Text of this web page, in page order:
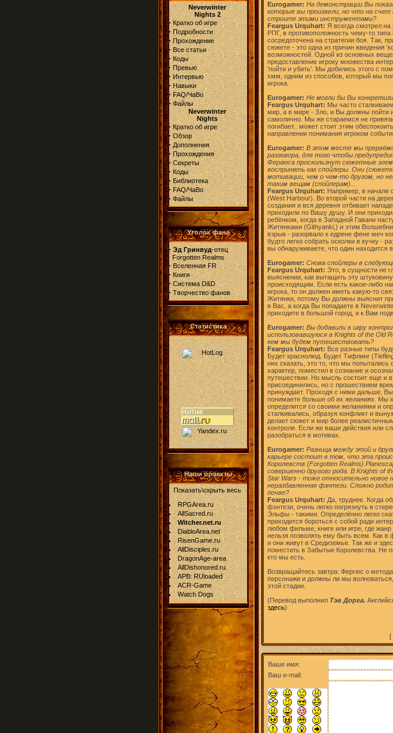
Neverwinter
Nights 2
· Кратко об игре
· Подробности
· Прохождение
· Все статьи
· Коды
· Превью
· Интервью
· Навыки
· FAQ/ЧаВо
· Файлы
Neverwinter
Nights
· Кратко об игре
· Обзор
· Дополнения
· Прохождения
· Секреты
· Коды
· Библиотека
· FAQ/ЧаВо
· Файлы
Уголок фана
· Эд Гринвуд-отец
Forgotten Realms
· Вселенная FR
· Книги
· Система D&D
· Творчество фанов
Статистика
Наши проекты
Показать\скрыть весь
RPGArea.ru
AllSacred.ru
Witcher.net.ru
DiabloArea.net
RisenGame.ru
AllDisciples.ru
DragonAge-area
AllDishonored.ru
APB: RUloaded
ACR-Game
Watch Dogs
Eurogamer: На демонстрации Вы
которые вы произвели, но что на
строите этими инструментами?
Feargus Urquhart: Я всегда смотрел
РПГ, в противоположность чему-то
сосредоточена на стратегии боя. Так,
сюжете - это одна из причин введения
возможностей. Одной из основных
предоставление игроку множества
'пойти и убить'. Мы добились этого с
хмм, одним из способов, который мы
игрока.
Eurogamer: Не могли бы Вы
Feargus Urquhart: Мы часто
мир, а в мире - Зло, и Вы должны пойти
самолично. Мы же стараемся не
погибает.. может стоит этим
направлении понимания игроком
Eurogamer: В этом месте мы
разговора, для того чтобы
Фергюса проскользнут сюжетные
воспринять как спойлеры. Они
мотивации, чем о чем-то другом, но
таким вещам (спойлерам)...
Feargus Urquhart: Например, в начале
(West Harbour). Во второй части на
создания и вся деревня отбивает
приходили по Вашу душу. И они
ребёнком, когда в Западной Гавани
Житянками (Githyanki,) и этим
взрыв - разорвало к едрене фене меч
будто легко собрать осколки в кучку -
вы обнаруживаете, что один находится
Eurogamer: Снова спойлеры в
Feargus Urquhart: Это, в сущности не
выяснении, как вытащить эту
происходящим. Если есть какое-либо
игрока, то он должен иметь какую-то
Житянки, потому Вы должны выяснит
в Вас, а когда Вы попадаете в
приходите в большой город, и к Вам
Eurogamer: Вы добавили в игру
использовавшуюся в Knights of the Old
кем мы будем путешествовать?
Feargus Urquhart: Все разные типы
Будет краснолюд. Будет Тифлинг
них сказать, это то, что мы попытались
характер, поместил в сознание и
путешествии. Но мысль состоит еще и
присоединились, но с прошествием
принуждает. Проходя с ними дальше,
понимаете больше об их желаниях. Мы
определится со своими желаниями и
сталкивались, образуя конфликт и
делает сюжет и мир более
контроля. Если же ваши действия или
разобраться в мотивах.
Eurogamer: Разница между этой и
карьере состоит в том, что эта
Королевств (Forgotten
совершенно другого рода. В Knights of
Star Wars - тоже относительно новое
неразбавленная фэнтези. Сложно
почве?
Feargus Urquhart: Да, труднее. Когда
фэнтези, очень легко погрязнуть в
Эльфы - такими. Определённо легко
приходится бороться с собой ради
любом фильме, книге или игре, где
нельзя позволять ему быть всем. Как
и они живут в Средиземье. Так же и
поместить в Забытые Королевства. Не
кто мы есть.
Возвращайтесь завтра: Фергюс о
персонажи и должны ли мы волноваться,
этой стадии.
(Перевод выполнил Тэв Дорга.
здесь)
[
Ваше имя:
Ваш e-mail: